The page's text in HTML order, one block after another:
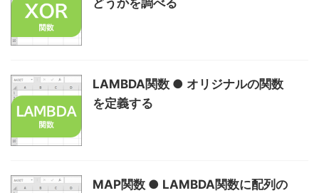
どうかを調べる
LAMBDA関数 ● オリジナルの関数
を定義する
MAP関数 ● LAMBDA関数に配列の